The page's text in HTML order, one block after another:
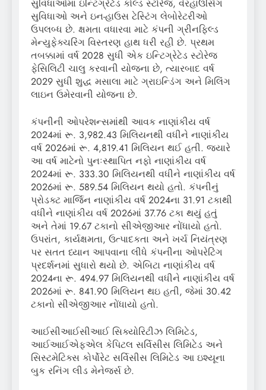
સુવિધાઓમાં ઇન્ટિગ્રેટેડ કોલ્ડ સ્ટોરેજ, વેરહાઉસિંગ
સુવિધાઓ અને ઇન-હાઉસ ટેસ્ટિંગ લેબોરેટરીઓ
ઉપલબ્ધ છે. ક્ષમતા વધારવા માટે કંપની ગ્રીનફિલ્ડ
મેન્યુફેક્ચરિંગ વિસ્તરણ હાથ ધરી રહી છે. પ્રથમ
તબક્કામાં વર્ષ 2028 સુધી એક ઇન્ટિગ્રેટેડ સ્ટોરેજ
ફેસિલિટી ચાલુ કરવાની યોજના છે, ત્યારબાદ વર્ષ
2029 સુધી શુદ્ધ મસાલા માટે ગ્રાઇન્ડિંગ અને મિલિંગ
લાઇન ઉમેરવાની યોજના છે.
કંપનીની ઓપરેશન્સમાંથી આવક નાણાંકીય વર્ષ
2024માં રૂ. 3,982.43 મિલિયનથી વધીને નાણાંકીય
વર્ષ 2026માં રૂ. 4,819.41 મિલિયન થઈ હતી. જ્યારે
આ વર્ષ માટેનો પુનઃસ્થાપિત નફો નાણાંકીય વર્ષ
2024માં રૂ. 333.30 મિલિયનથી વધીને નાણાંકીય વર્ષ
2026માં રૂ. 589.54 મિલિયન થયો હતો. કંપનીનું
પ્રોડક્ટ માર્જિન નાણાંકીય વર્ષ 2024ના 31.91 ટકાથી
વધીને નાણાંકીય વર્ષ 2026માં 37.76 ટકા થયું હતું
અને તેમાં 19.67 ટકાનો સીએજીઆર નોંધાયો હતો.
ઉપરાંત, કાર્યક્ષમતા, ઉત્પાદકતા અને ખર્ચ નિયંત્રણ
પર સતત ધ્યાન આપવાના લીધે કંપનીના ઓપરેટિંગ
પ્રદર્શનમાં સુધારો થયો છે. એબિટા નાણાંકીય વર્ષ
2024ના રૂ. 494.97 મિલિયનથી વધીને નાણાંકીય વર્ષ
2026માં રૂ. 841.90 મિલિયન થઇ હતી, જેમાં 30.42
ટકાનો સીએજીઆર નોંધાયો હતો.
આઈસીઆઈસીઆઈ સિક્યોરિટીઝ લિમિટેડ,
આઈઆઈએફએલ કેપિટલ સર્વિસીસ લિમિટેડ અને
સિસ્ટમેટિક્સ કોર્પોરેટ સર્વિસીસ લિમિટેડ આ ઇશ્યૂના
બુક રનિંગ લીડ મેનેજર્સ છે.